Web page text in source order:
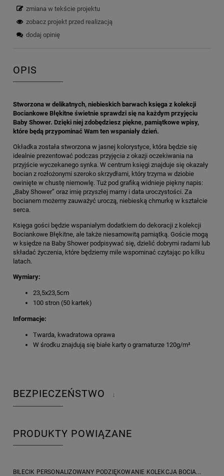
zmiana w tekście projektu
zobacz projekt przed realizacją
dodaj opinię
OPIS
Stworzona w delikatnych, niebieskich barwach księga z kolekcji
Bociankowe Błękitne świetnie sprawdzi się na każdym przyjęciu
Baby Shower. Dzięki niej zdobędziesz piękne, pamiątkowe wpisy,
które będą przypominać Wam ten wspaniały dzień.
Okładka została stworzona w jasnej kolorystyce, która będzie się
idealnie prezentować podczas przyjęcia z okazji oczekiwania na
przyjście wyczekanego synka. W centrum księgi znajduje się okazały
bocian z rozłożonymi szeroko skrzydłami, który trzyma w dziobie
owinięte w chustę niemowlę. Tuż pod grafiką widnieje piękny napis:
„Baby Shower” oraz imię przyszłej mamy i data uroczystości. Za
bocianem możemy zauważyć uroczą, niebieską chmurkę w kształcie
serca.
Księga gości będzie wspaniałym dodatkiem do dekoracji z kolekcji
Bociankowe Błękitne, ale także niesamowitą pamiątką. Goście mogą
w księdze na Baby Shower podpisywać się, dzielić dobrymi radami lub
składać życzenia, które będziemy mile wspominać czytając po kilku
latach.
Wymiary:
23,5x23,5cm
100 stron (50 kartek)
Informacje:
Twarda, kwadratowa oprawa
W środku znajdują się białe karty o gramaturze 120g/m²
BEZPIECZEŃSTWO ↓
PRODUKTY POWIĄZANE
BILECIK PERSONALIZOWANY PODZIĘKOWANIE KOLEKCJA BOCIA...